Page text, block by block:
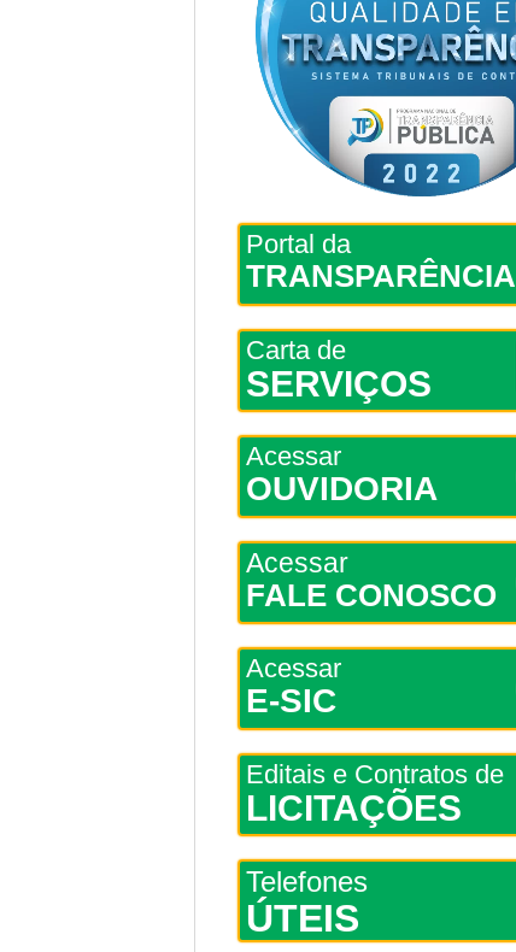
Portal da
TRANSPARÊNCIA
Carta de
SERVIÇOS
Acessar
OUVIDORIA
Acessar
FALE CONOSCO
Acessar
E-SIC
Editais e Contratos de
LICITAÇÕES
Telefones
ÚTEIS